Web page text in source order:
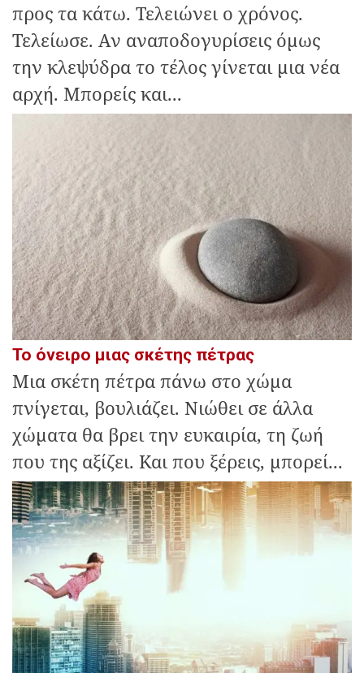
προς τα κάτω. Τελειώνει ο χρόνος.
Τελείωσε. Αν αναποδογυρίσεις όμως
την κλεψύδρα το τέλος γίνεται μια νέα
αρχή. Μπορείς και...
Το όνειρο μιας σκέτης πέτρας
Μια σκέτη πέτρα πάνω στο χώμα
πνίγεται, βουλιάζει. Νιώθει σε άλλα
χώματα θα βρει την ευκαιρία, τη ζωή
που της αξίζει. Και που ξέρεις, μπορεί...